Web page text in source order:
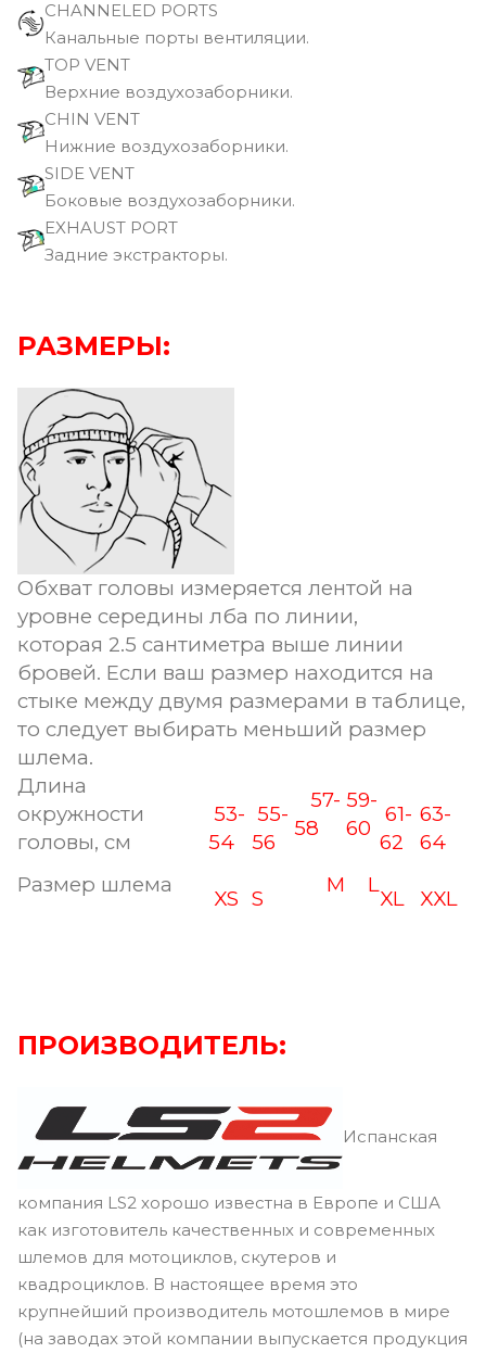
CHANNELED PORTS
Канальные порты вентиляции.
TOP VENT
Верхние воздухозаборники.
CHIN VENT
Нижние воздухозаборники.
SIDE VENT
Боковые воздухозаборники.
EXHAUST PORT
Задние экстракторы.
РАЗМЕРЫ:
Обхват головы измеряется лентой на
уровне середины лба по линии,
которая 2.5 сантиметра выше линии
бровей. Если ваш размер находится на
стыке между двумя размерами в таблице,
то следует выбирать меньший размер
шлема.
Длина
окружности
головы, см
53-
54
55-
56
57-
58
59-
60
61-
62
63-
64
Размер шлема
XS S
M L
XL XXL
ПРОИЗВОДИТЕЛЬ:
Испанская
компания LS2 хорошо известна в Европе и США
как изготовитель качественных и современных
шлемов для мотоциклов, скутеров и
квадроциклов. В настоящее время это
крупнейший производитель мотошлемов в мире
(на заводах этой компании выпускается продукция